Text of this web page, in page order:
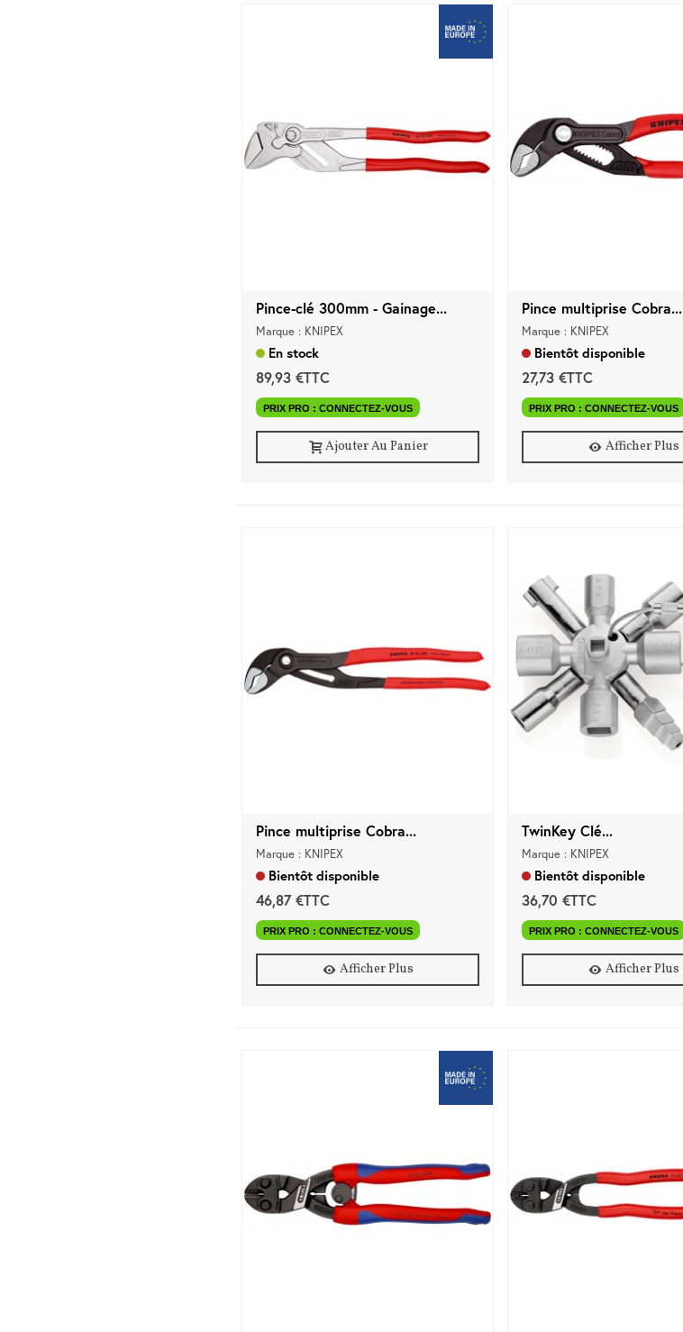
Pince-clé 300mm - Gainage...
Marque : KNIPEX
En stock
89,93 €TTC
PRIX PRO : CONNECTEZ-VOUS
Ajouter Au Panier
Pince multiprise Cobra...
Marque : KNIPEX
Bientôt disponible
27,73 €TTC
PRIX PRO : CONNECTEZ-VOUS
Afficher Plus
Pince multiprise Cobra...
Marque : KNIPEX
Bientôt disponible
46,87 €TTC
PRIX PRO : CONNECTEZ-VOUS
Afficher Plus
TwinKey Clé...
Marque : KNIPEX
Bientôt disponible
36,70 €TTC
PRIX PRO : CONNECTEZ-VOUS
Afficher Plus